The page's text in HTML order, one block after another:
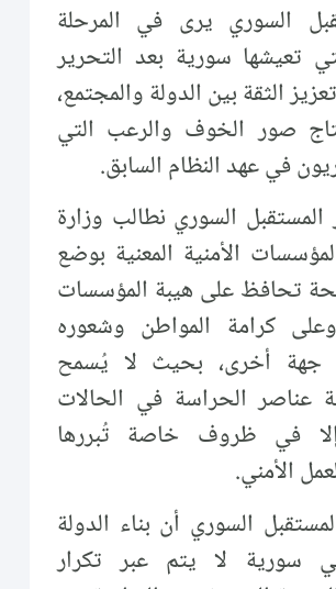
السوري يرى في المرحلة
تعيشها سورية بعد التحرير
الثقة بين الدولة والمجتمع،
صور الخوف والرعب التي
في عهد النظام السابق.
المستقبل السوري نطالب وزارة
الأمنية المعنية بوضع
تحافظ على هيبة المؤسسات
كرامة المواطن وشعوره
جهة أخرى، بحيث لا يُسمح
عناصر الحراسة في الحالات
إلا في ظروف خاصة تُبررها
الأمني.
السوري أن بناء الدولة
سورية لا يتم عبر تكرار